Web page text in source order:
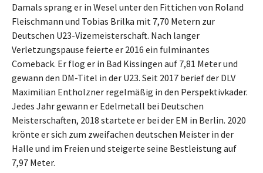
Damals sprang er in Wesel unter den Fittichen von Roland
Fleischmann und Tobias Brilka mit 7,70 Metern zur
Deutschen U23-Vizemeisterschaft. Nach langer
Verletzungspause feierte er 2016 ein fulminantes
Comeback. Er flog er in Bad Kissingen auf 7,81 Meter und
gewann den DM-Titel in der U23. Seit 2017 berief der DLV
Maximilian Entholzner regelmäßig in den Perspektivkader.
Jedes Jahr gewann er Edelmetall bei Deutschen
Meisterschaften, 2018 startete er bei der EM in Berlin. 2020
krönte er sich zum zweifachen deutschen Meister in der
Halle und im Freien und steigerte seine Bestleistung auf
7,97 Meter.